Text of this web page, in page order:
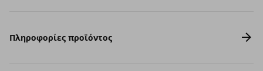
Πληροφορίες προϊόντος